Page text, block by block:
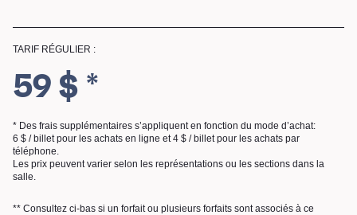
TARIF RÉGULIER :
59 $ *
* Des frais supplémentaires s’appliquent en fonction du mode d’achat:
6 $ / billet pour les achats en ligne et 4 $ / billet pour les achats par
téléphone.
Les prix peuvent varier selon les représentations ou les sections dans la
salle.
** Consultez ci-bas si un forfait ou plusieurs forfaits sont associés à ce